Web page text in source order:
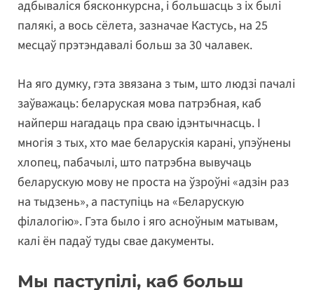
адбываліся бясконкурсна, і большасць з іх былі
палякі, а вось сёлета, зазначае Кастусь, на 25
месцаў прэтэндавалі больш за 30 чалавек.
На яго думку, гэта звязана з тым, што людзі пачалі
заўважаць: беларуская мова патрэбная, каб
найперш нагадаць пра сваю ідэнтычнасць. І
многія з тых, хто мае беларускія карані, упэўнены
хлопец, пабачылі, што патрэбна вывучаць
беларускую мову не проста на ўзроўні «адзін раз
на тыдзень», а паступіць на «Беларускую
філалогію». Гэта было і яго асноўным матывам,
калі ён падаў туды свае дакументы.
Мы паступілі, каб больш